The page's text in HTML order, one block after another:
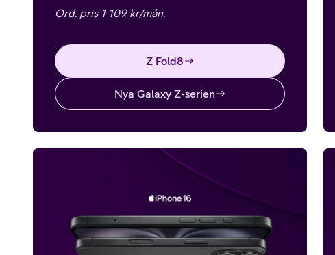
Ord. pris 1 109 kr/mån.
Z Fold8
Nya Galaxy Z-serien